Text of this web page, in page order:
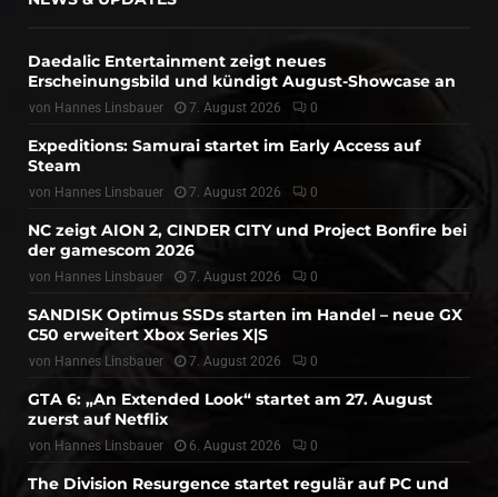
Daedalic Entertainment zeigt neues
Erscheinungsbild und kündigt August-Showcase an
von Hannes Linsbauer 7. August 2026 0
Expeditions: Samurai startet im Early Access auf
Steam
von Hannes Linsbauer 7. August 2026 0
NC zeigt AION 2, CINDER CITY und Project Bonfire bei
der gamescom 2026
von Hannes Linsbauer 7. August 2026 0
SANDISK Optimus SSDs starten im Handel – neue GX
C50 erweitert Xbox Series X|S
von Hannes Linsbauer 7. August 2026 0
GTA 6: „An Extended Look“ startet am 27. August
zuerst auf Netflix
von Hannes Linsbauer 6. August 2026 0
The Division Resurgence startet regulär auf PC und